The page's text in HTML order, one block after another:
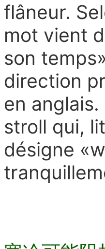
flâneur.
mot vient
son
direction
en
stroll qui,
désigne